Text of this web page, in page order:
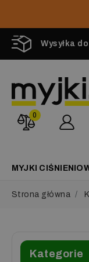
Wysyłka
0
MYJKI
Strona główna
Kategorie